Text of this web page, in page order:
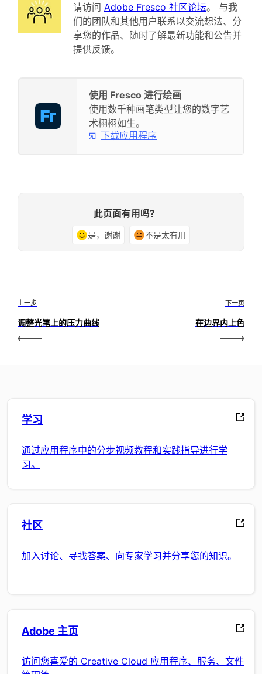
请访问 Adobe Fresco 社区论坛。 与我
们的团队和其他用户联系以交流想法、分
享您的作品、随时了解最新功能和公告并
提供反馈。
使用 Fresco 进行绘画
使用数千种画笔类型让您的数字艺
术栩栩如生。
下载应用程序
此页面有用吗？
是，谢谢 不是太有用
上一步
调整光笔上的压力曲线
下一页
在边界内上色
学习
通过应用程序中的分步视频教程和实践指导进行学
习。
社区
加入讨论、寻找答案、向专家学习并分享您的知识。
Adobe 主页
访问您喜爱的 Creative Cloud 应用程序、服务、文件